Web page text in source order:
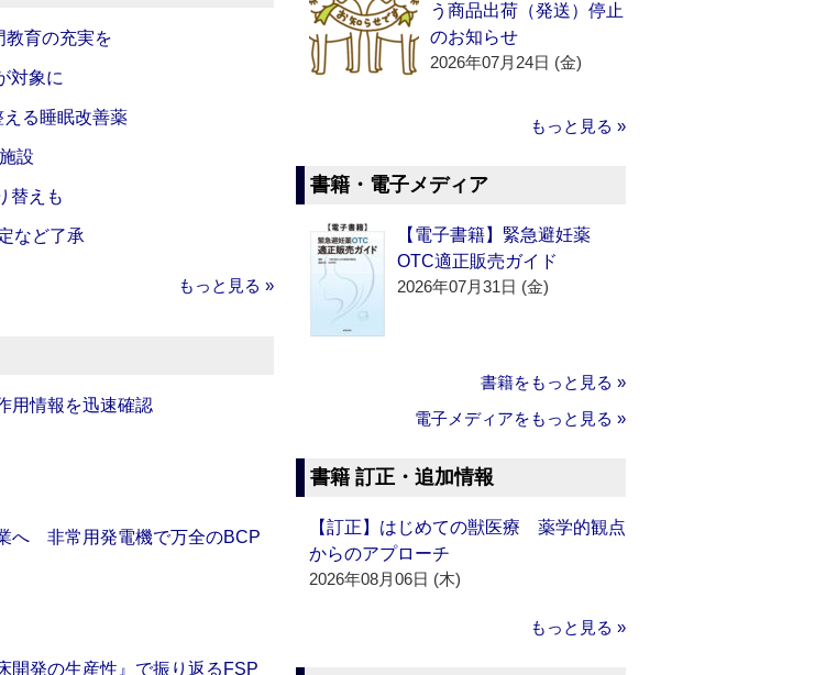
教育の充実を
対象に
える睡眠改善薬
設
替えも
など了承
もっと見る »
用情報を迅速確認
へ 非常用発電機で万全のBCP
開発の生産性』で振り返るFSP
う商品出荷（発送）停止
のお知らせ
2026年07月24日 (金)
もっと見る »
書籍・電子メディア
【電子書籍】緊急避妊薬
OTC適正販売ガイド
2026年07月31日 (金)
書籍をもっと見る »
電子メディアをもっと見る »
書籍 訂正・追加情報
【訂正】はじめての獣医療 薬学的観点
からのアプローチ
2026年08月06日 (木)
もっと見る »